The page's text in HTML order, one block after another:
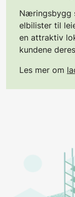
Næringsbygg
elbilister til
en attraktiv
kundene
Les mer om